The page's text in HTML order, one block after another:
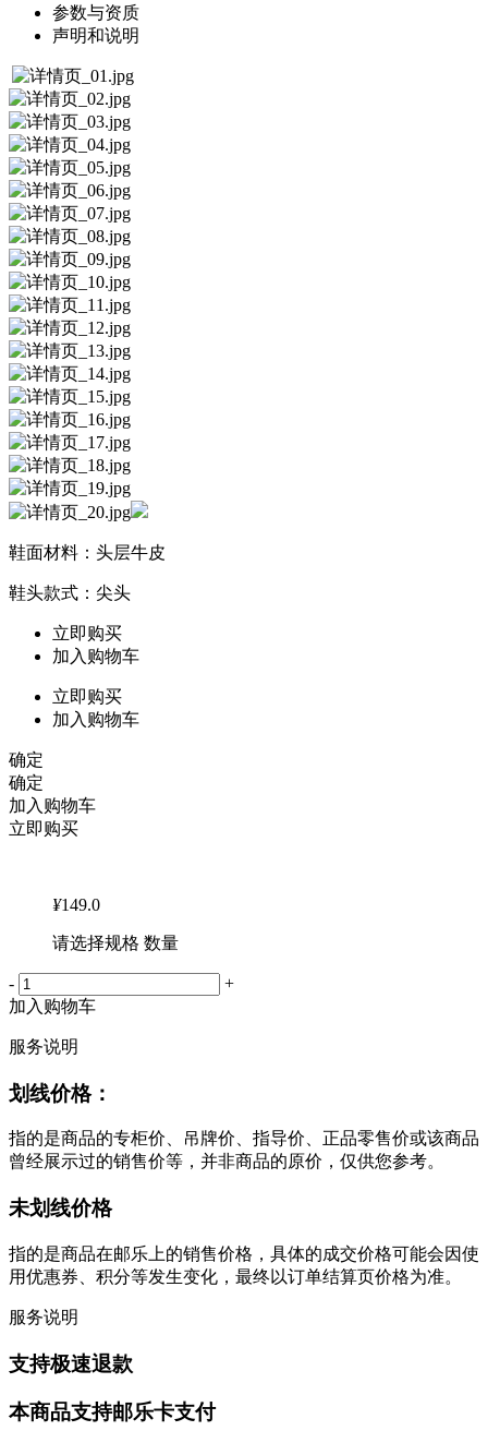
参数与资质
声明和说明
鞋面材料：头层牛皮
鞋头款式：尖头
立即购买
加入购物车
立即购买
加入购物车
确定
确定
加入购物车
立即购买
¥149.0
请选择规格 数量
-
+
加入购物车
服务说明
划线价格：
指的是商品的专柜价、吊牌价、指导价、正品零售价或该商品
曾经展示过的销售价等，并非商品的原价，仅供您参考。
未划线价格
指的是商品在邮乐上的销售价格，具体的成交价格可能会因使
用优惠券、积分等发生变化，最终以订单结算页价格为准。
服务说明
支持极速退款
本商品支持邮乐卡支付